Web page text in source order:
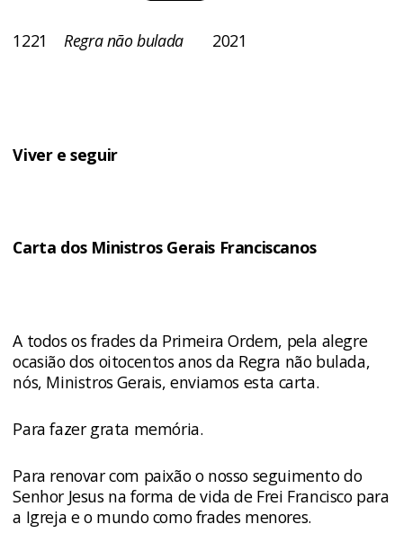
1221Regra não bulada2021
Viver e seguir
Carta dos Ministros Gerais Franciscanos
A todos os frades da Primeira Ordem, pela alegre
ocasião dos oitocentos anos da Regra não bulada,
nós, Ministros Gerais, enviamos esta carta.
Para fazer grata memória.
Para renovar com paixão o nosso seguimento do
Senhor Jesus na forma de vida de Frei Francisco para
a Igreja e o mundo como frades menores.